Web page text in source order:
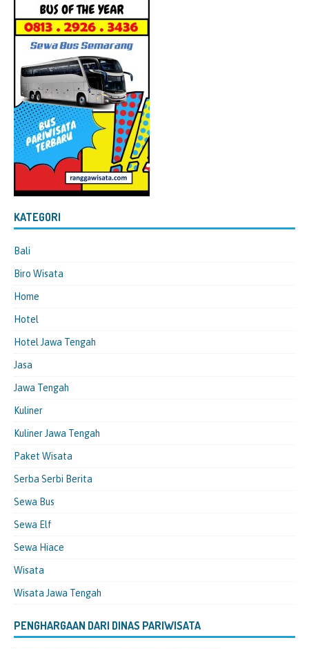
KATEGORI
Bali
Biro Wisata
Home
Hotel
Hotel Jawa Tengah
Jasa
Jawa Tengah
Kuliner
Kuliner Jawa Tengah
Paket Wisata
Serba Serbi Berita
Sewa Bus
Sewa Elf
Sewa Hiace
Wisata
Wisata Jawa Tengah
PENGHARGAAN DARI DINAS PARIWISATA